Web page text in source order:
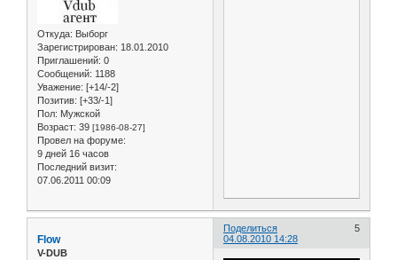
Откуда: Выборг
Зарегистрирован: 18.01.2010
Приглашений: 0
Сообщений: 1188
Уважение: [+14/-2]
Позитив: [+33/-1]
Пол: Мужской
Возраст: 39 [1986-08-27]
Провел на форуме:
9 дней 16 часов
Последний визит:
07.06.2011 00:09
Поделиться
5
04.08.2010 14:28
Flow
V-DUB